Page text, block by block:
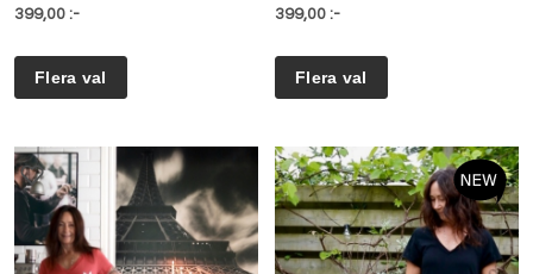
399,00 :- 399,00 :-